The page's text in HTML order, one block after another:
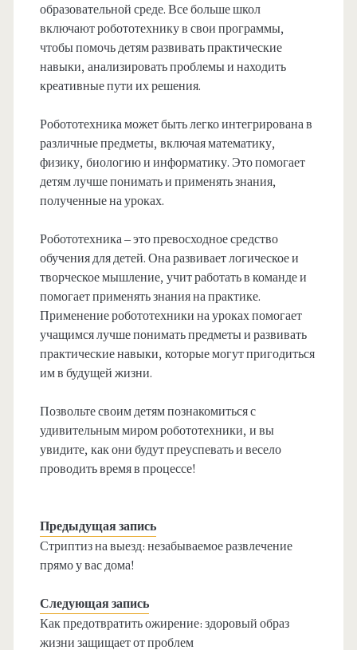
образовательной среде. Все больше школ
включают робототехнику в свои программы,
чтобы помочь детям развивать практические
навыки, анализировать проблемы и находить
креативные пути их решения.
Робототехника может быть легко интегрирована в
различные предметы, включая математику,
физику, биологию и информатику. Это помогает
детям лучше понимать и применять знания,
полученные на уроках.
Робототехника – это превосходное средство
обучения для детей. Она развивает логическое и
творческое мышление, учит работать в команде и
помогает применять знания на практике.
Применение робототехники на уроках помогает
учащимся лучше понимать предметы и развивать
практические навыки, которые могут пригодиться
им в будущей жизни.
Позвольте своим детям познакомиться с
удивительным миром робототехники, и вы
увидите, как они будут преуспевать и весело
проводить время в процессе!
Предыдущая запись
Стриптиз на выезд: незабываемое развлечение
прямо у вас дома!
Следующая запись
Как предотвратить ожирение: здоровый образ
жизни защищает от проблем